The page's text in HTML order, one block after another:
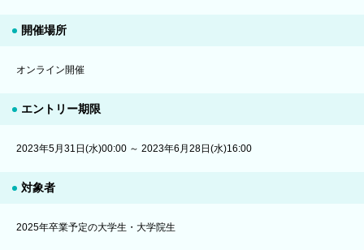
開催場所
オンライン開催
エントリー期限
2023年5月31日(水)00:00 ～ 2023年6月28日(水)16:00
対象者
2025年卒業予定の大学生・大学院生